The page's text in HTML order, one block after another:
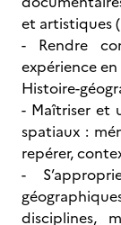
et artistiques
- Rendre
expérience
Histoire-
- Maîtriser et
spatiaux :
repérer,
-
disciplines,